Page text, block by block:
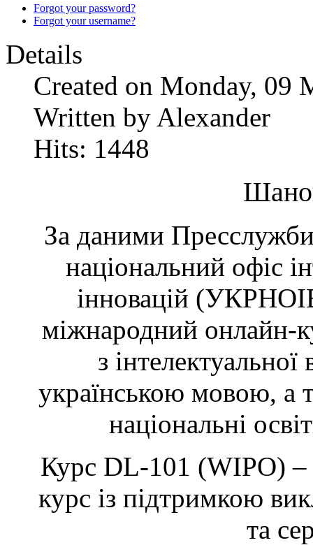
Forgot your password?
Forgot your username?
Details
Created on Monday, 09
Written by Alexander
Hits: 1448
За даними
національний офіс
інновацій
міжнародний онлайн-
з
українською мовою, а
національні
Курс DL-101 (WIPO) –
курс із підтримкою
та